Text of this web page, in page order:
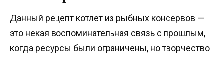
Данный рецепт котлет из рыбных консервов —
это некая воспоминательная связь с прошлым,
когда ресурсы были ограничены, но творчество